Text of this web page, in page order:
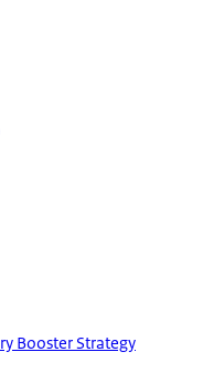
Booster Strategy